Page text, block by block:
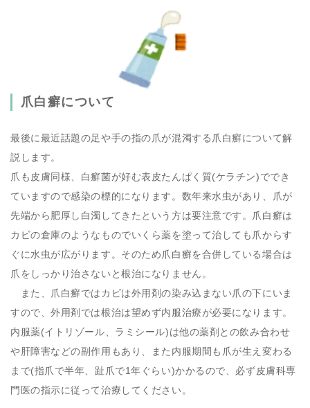
爪白癬について
最後に最近話題の足や手の指の爪が混濁する爪白癬について解
説します。
爪も皮膚同様、白癬菌が好む表皮たんぱく質(ケラチン)ででき
ていますので感染の標的になります。数年来水虫があり、爪が
先端から肥厚し白濁してきたという方は要注意です。爪白癬は
カビの倉庫のようなものでいくら薬を塗って治しても爪からす
ぐに水虫が広がります。そのため爪白癬を合併している場合は
爪をしっかり治さないと根治になりません。
また、爪白癬ではカビは外用剤の染み込まない爪の下にいま
すので、外用剤では根治は望めず内服治療が必要になります。
内服薬(イトリゾール、ラミシール)は他の薬剤との飲み合わせ
や肝障害などの副作用もあり、また内服期間も爪が生え変わる
まで(指爪で半年、趾爪で1年ぐらい)かかるので、必ず皮膚科専
門医の指示に従って治療してください。